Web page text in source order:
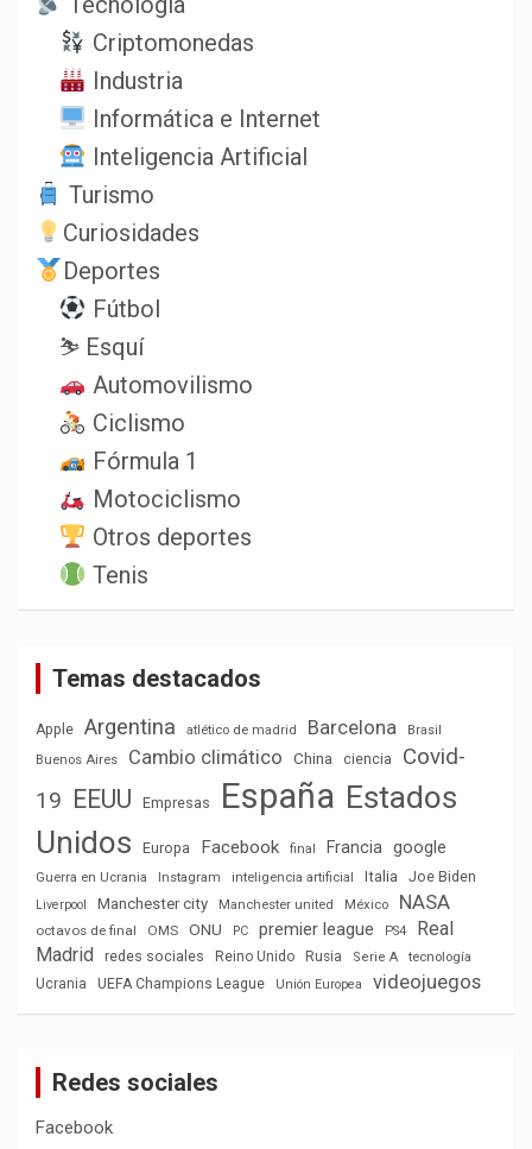
Criptomonedas
Industria
Informática e Internet
Inteligencia Artificial
Turismo
Curiosidades
Deportes
Fútbol
⛷️ Esquí
Automovilismo
Ciclismo
Fórmula 1
Motociclismo
Otros deportes
Tenis
Temas destacados
Apple Argentina atlético de madrid Barcelona
Brasil
Buenos Aires
Cambio climático China ciencia
Covid-
19 EEUU Empresas España Estados
Unidos
Europa Facebook final Francia google
Guerra en Ucrania Instagram inteligencia artificial Italia Joe Biden
Liverpool Manchester city Manchester united México NASA
octavos de final OMS ONU PC premier league PS4
Real
Madrid
redes sociales Reino Unido Rusia Serie A
tecnología
Ucrania
UEFA Champions League Unión Europea videojuegos
Redes sociales
Facebook